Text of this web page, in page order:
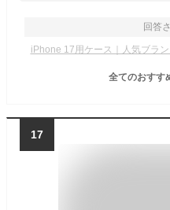
回答
iPhone 17用ケース｜人気ブラ
全てのおすす
17